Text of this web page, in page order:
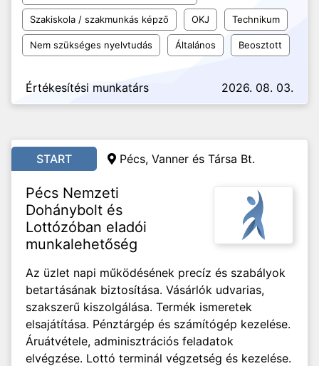
Szakiskola / szakmunkás képző OKJ Technikum
Nem szükséges nyelvtudás Általános Beosztott
Értékesítési munkatárs 2026. 08. 03.
START Pécs, Vanner és Társa Bt.
Pécs Nemzeti
Dohánybolt és
Lottózóban eladói
munkalehetőség
Az üzlet napi működésének precíz és szabályok
betartásának biztosítása. Vásárlók udvarias,
szakszerű kiszolgálása. Termék ismeretek
elsajátítása. Pénztárgép és számítógép kezelése.
Áruátvétele, adminisztrációs feladatok
elvégzése. Lottó terminál végzetség és kezelése.